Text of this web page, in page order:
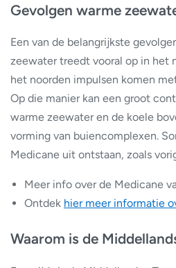
Gevolgen warme
Een van de belangrijkste
zeewater treedt vooral op in het
het noorden impulsen komen
Op die manier kan een groot
warme zeewater en de koele
vorming van buiencomplexen.
Medicane uit ontstaan, zoals
Meer info over de Medicane
Ontdek hier meer informatie
Waarom is de